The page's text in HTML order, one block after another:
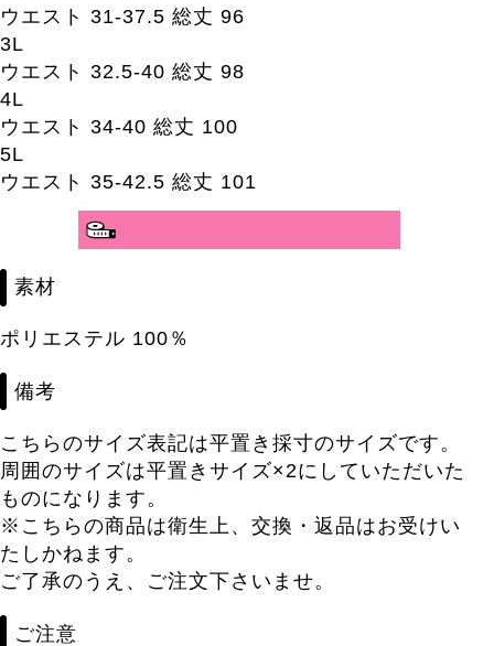
ウエスト 31-37.5 総丈 96
3L
ウエスト 32.5-40 総丈 98
4L
ウエスト 34-40 総丈 100
5L
ウエスト 35-42.5 総丈 101
分かりやすいサイズガイド>>
素材
ポリエステル 100％
備考
こちらのサイズ表記は平置き採寸のサイズです。
周囲のサイズは平置きサイズ×2にしていただいた
ものになります。
※こちらの商品は衛生上、交換・返品はお受けい
たしかねます。
ご了承のうえ、ご注文下さいませ。
ご注意